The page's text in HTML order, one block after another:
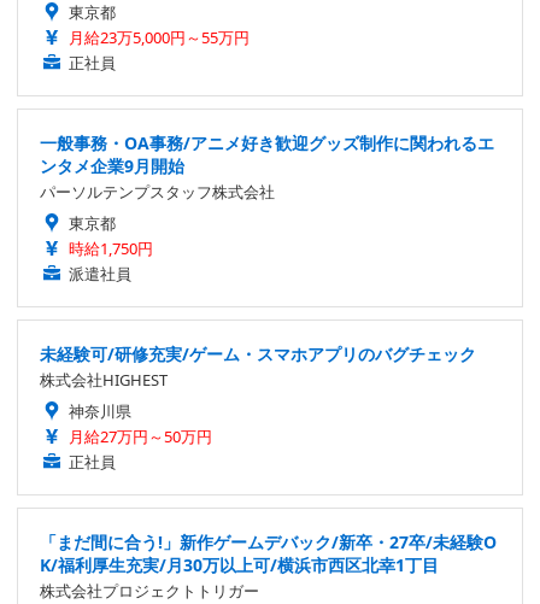
東京都
月給23万5,000円～55万円
正社員
一般事務・OA事務/アニメ好き歓迎グッズ制作に関われるエ
ンタメ企業9月開始
パーソルテンプスタッフ株式会社
東京都
時給1,750円
派遣社員
未経験可/研修充実/ゲーム・スマホアプリのバグチェック
株式会社HIGHEST
神奈川県
月給27万円～50万円
正社員
「まだ間に合う!」新作ゲームデバック/新卒・27卒/未経験O
K/福利厚生充実/月30万以上可/横浜市西区北幸1丁目
株式会社プロジェクトトリガー